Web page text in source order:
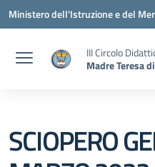
Vai ai contenuti
Vai al menu di navigazione
Vai al footer
Ministero dell'Istruzione e del
III Circolo
Madre Teresa
SCIOPERO